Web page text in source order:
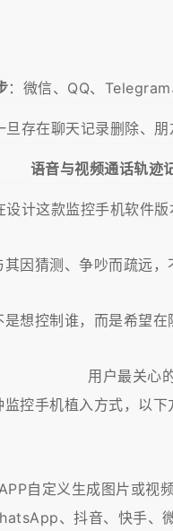
：微信、QQ、
旦存在聊天记录删除、
语音与视频通话轨迹
设计这款监控手机软件
其因猜测、争吵而疏远
想控制谁，而是希望
用户最关心
控手机植入方式，以
自定义生成图片或视
、抖音、快手、